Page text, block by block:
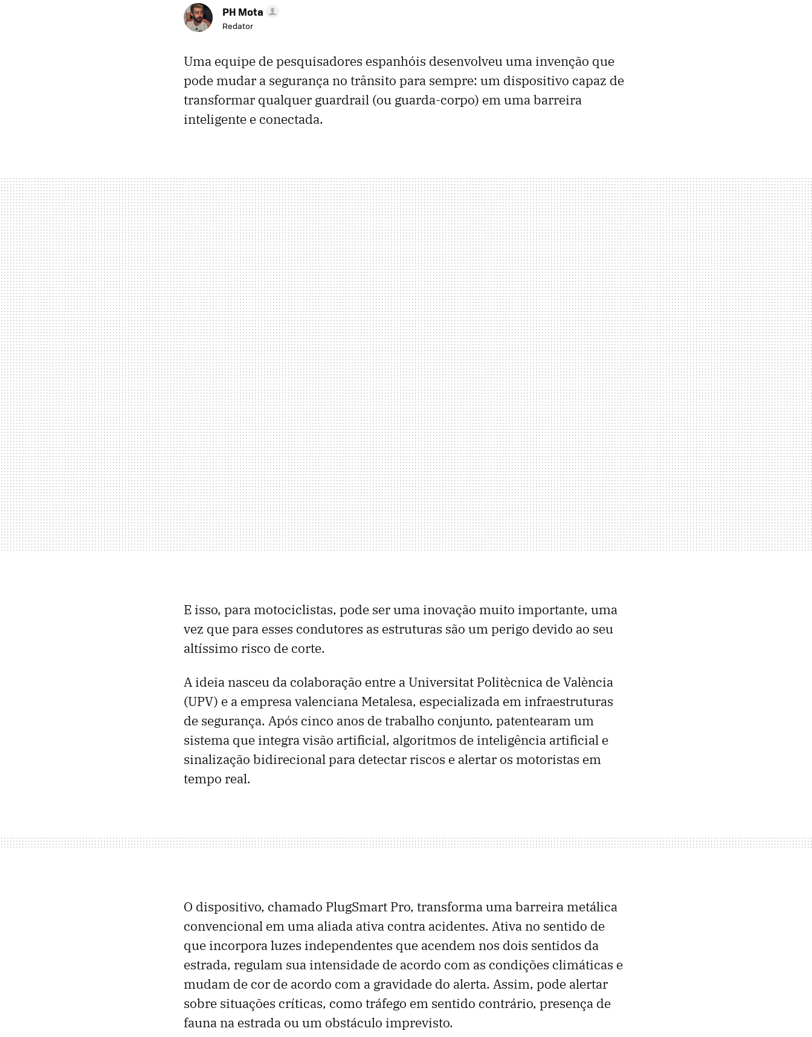
PH Mota
Redator
Uma equipe de pesquisadores espanhóis desenvolveu uma invenção que
pode mudar a segurança no trânsito para sempre: um dispositivo capaz de
transformar qualquer guardrail (ou guarda-corpo) em uma barreira
inteligente e conectada.
E isso, para motociclistas, pode ser uma inovação muito importante, uma
vez que para esses condutores as estruturas são um perigo devido ao seu
altíssimo risco de corte.
A ideia nasceu da colaboração entre a Universitat Politècnica de València
(UPV) e a empresa valenciana Metalesa, especializada em infraestruturas
de segurança. Após cinco anos de trabalho conjunto, patentearam um
sistema que integra visão artificial, algoritmos de inteligência artificial e
sinalização bidirecional para detectar riscos e alertar os motoristas em
tempo real.
O dispositivo, chamado PlugSmart Pro, transforma uma barreira metálica
convencional em uma aliada ativa contra acidentes. Ativa no sentido de
que incorpora luzes independentes que acendem nos dois sentidos da
estrada, regulam sua intensidade de acordo com as condições climáticas e
mudam de cor de acordo com a gravidade do alerta. Assim, pode alertar
sobre situações críticas, como tráfego em sentido contrário, presença de
fauna na estrada ou um obstáculo imprevisto.